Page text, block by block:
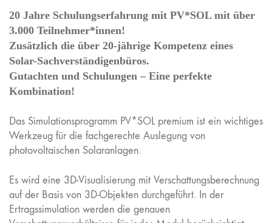
20 Jahre Schulungserfahrung mit PV*SOL mit über
3.000 Teilnehmer*innen!
Zusätzlich die über 20-jährige Kompetenz eines
Solar-Sachverständigenbüros.
Gutachten und Schulungen – Eine perfekte
Kombination!
Das Simulationsprogramm PV*SOL premium ist ein wichtiges
Werkzeug für die fachgerechte Auslegung von
photovoltaischen Solaranlagen.
Es wird eine 3D-Visualisierung mit Verschattungsberechnung
auf der Basis von 3D-Objekten durchgeführt. In der
Ertragssimulation werden die genauen